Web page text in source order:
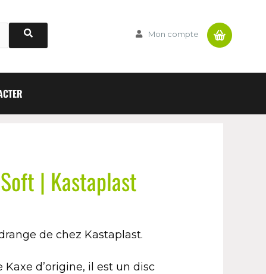
Mon compte Panier
| Kastaplast
de chez Kastaplast.
d’origine, il est un disc